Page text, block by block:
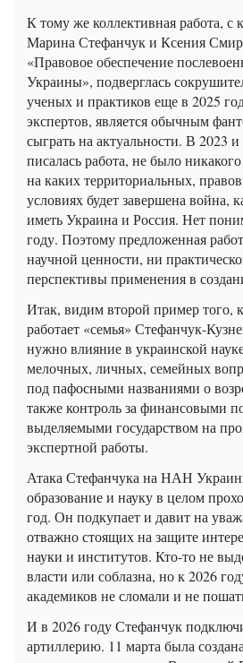
К тому же коллективная работа, с
Марина Стефанчук и Ксения
«Правовое обеспечение
Украины», подверглась
ученых и практиков еще в 2025
экспертов, является обычным
сыграть на актуальности. В 2023 и
писалась работа, не было
на каких территориальных,
условиях будет завершена война,
иметь Украина и Россия. Нет
году. Поэтому предложенная
научной ценности, ни
перспективы применения в
Итак, видим второй пример того,
работает «семья» Стефанчук-
нужно влияние в украинской
мелочных, личных, семейных
под пафосными названиями о
также контроль за финансовыми
выделяемыми государством на
экспертной работы.
Атака Стефанчука на НАН
образование и науку в целом
год. Он подкупает и давит на
отважно стоящих на защите
науки и институтов. Кто-то не
власти или соблазна, но к 2026
академиков не сломали и не
И в 2026 году Стефанчук
артиллерию. 11 марта была